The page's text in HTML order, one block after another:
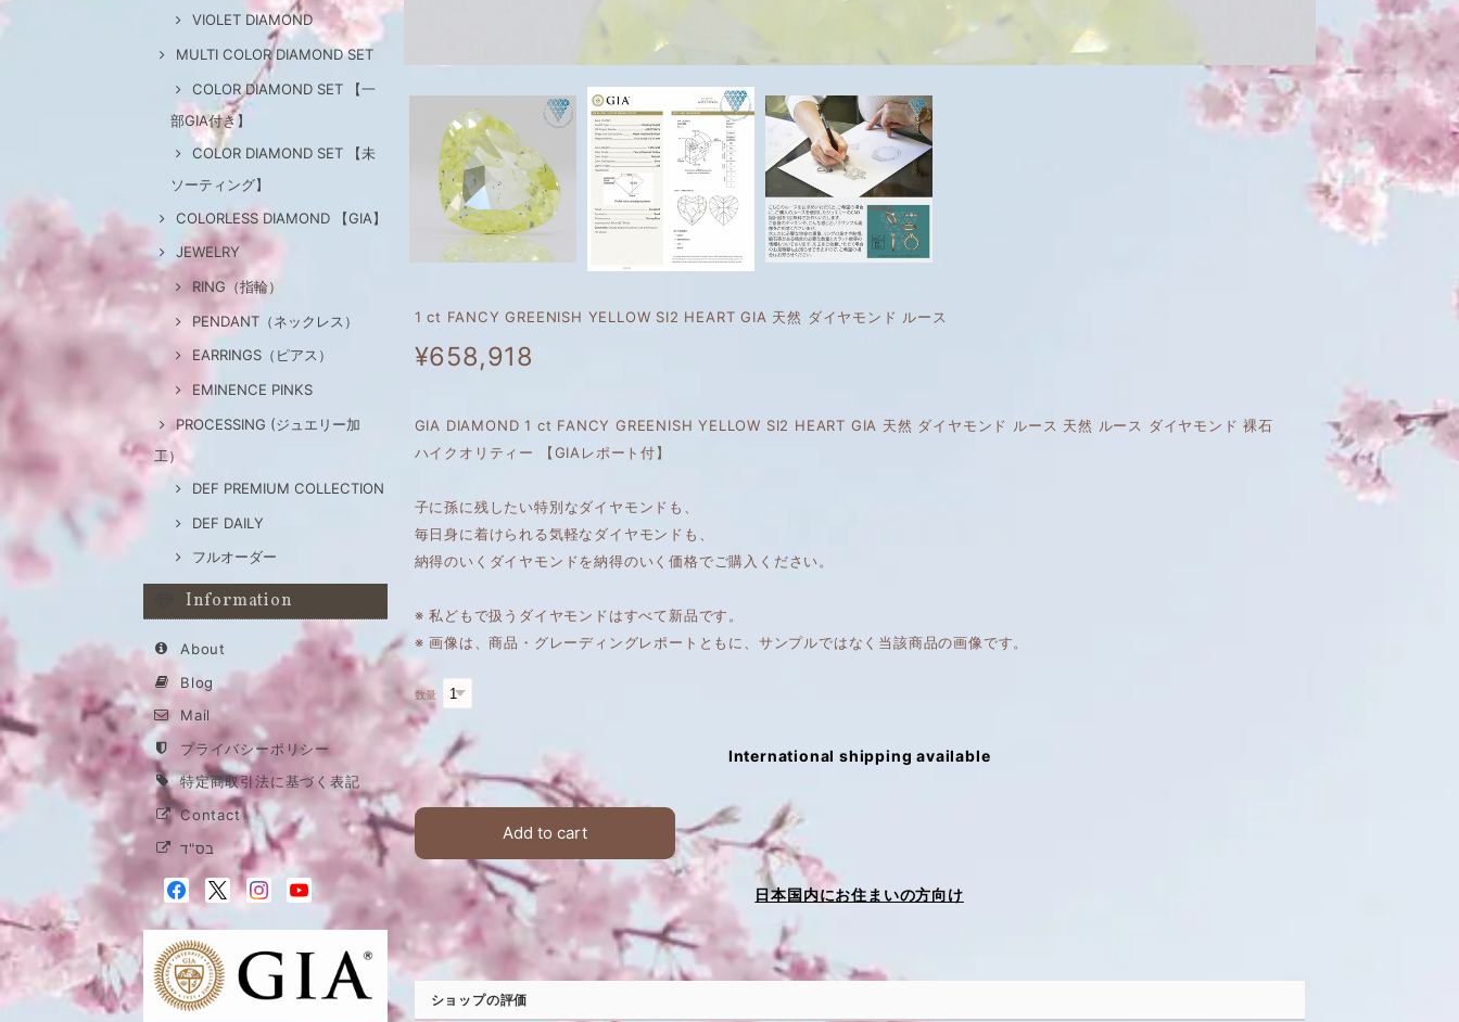
VIOLET DIAMOND
MULTI COLOR DIAMOND SET
COLOR DIAMOND SET 【一
部GIA付き】
COLOR DIAMOND SET 【未
ソーティング】
COLORLESS DIAMOND 【GIA】
JEWELRY
RING（指輪）
PENDANT（ネックレス）
EARRINGS（ピアス）
EMINENCE PINKS
PROCESSING (ジュエリー加
工）
DEF PREMIUM COLLECTION
DEF DAILY
フルオーダー
Information
About
Blog
Mail
プライバシーポリシー
特定商取引法に基づく表記
Contact
בס"ד
1 ct FANCY GREENISH YELLOW SI2 HEART GIA 天然 ダイヤモンド ルース
¥658,918
GIA DIAMOND 1 ct FANCY GREENISH YELLOW SI2 HEART GIA 天然 ダイヤモンド ルース 天然 ルース ダイヤモンド 裸石
ハイクオリティー 【GIAレポート付】
子に孫に残したい特別なダイヤモンドも、
毎日身に着けられる気軽なダイヤモンドも、
納得のいくダイヤモンドを納得のいく価格でご購入ください。
※ 私どもで扱うダイヤモンドはすべて新品です。
※ 画像は、商品・グレーディングレポートともに、サンプルではなく当該商品の画像です。
数量
International shipping available
Add to cart
日本国内にお住まいの方向け
ショップの評価